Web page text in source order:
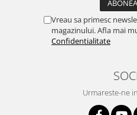
Vreau sa primesc
magazinului. Afla mai
Confidentialitate
Urmareste-ne